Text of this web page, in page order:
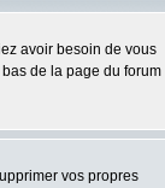
avoir besoin de vous
de la page du forum
vos propres